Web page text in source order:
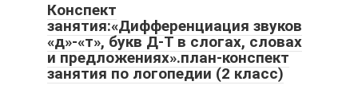
Конспект
занятия:«Дифференциация звуков
«д»-«т», букв Д-Т в слогах, словах
и предложениях».план-конспект
занятия по логопедии (2 класс)